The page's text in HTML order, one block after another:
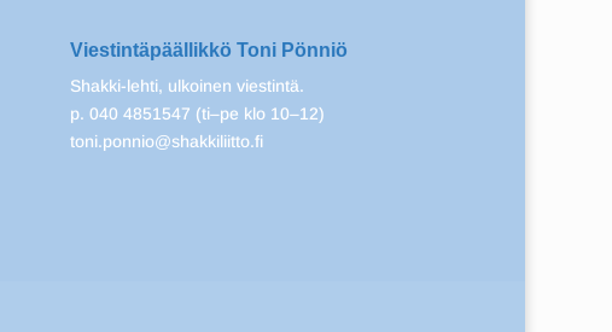
Viestintäpäällikkö Toni Pönniö
Shakki-lehti, ulkoinen viestintä.
p. 040 4851547 (ti–pe klo 10–12)
toni.ponnio@shakkiliitto.fi